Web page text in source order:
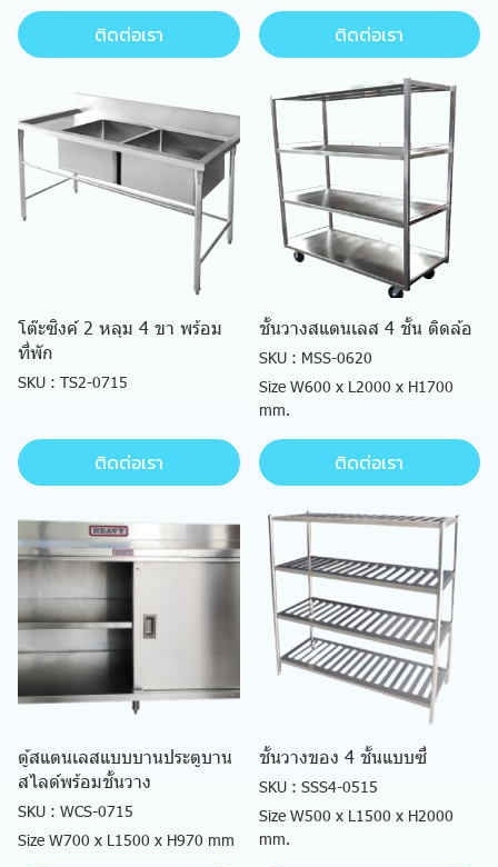
ติดต่อเรา ติดต่อเรา
โต๊ะซิงค์ 2 หลุม 4 ขา พร้อม
ที่พัก
SKU : TS2-0715
ติดต่อเรา
ชั้นวางสแตนเลส 4 ชั้น ติดล้อ
SKU : MSS-0620
Size W600 x L2000 x H1700
mm.
ติดต่อเรา
ตู้สแตนเลสแบบบานประตูบาน
สไลด์พร้อมชั้นวาง
SKU : WCS-0715
Size W700 x L1500 x H970 mm
ชั้นวางของ 4 ชั้นแบบซี่
SKU : SSS4-0515
Size W500 x L1500 x H2000
mm.